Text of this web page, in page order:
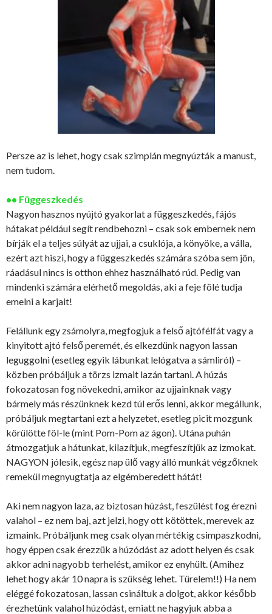
Persze az is lehet, hogy csak szimplán megnyúzták a manust,
nem tudom.
•• Függeszkedés
Nagyon hasznos nyújtó gyakorlat a függeszkedés, fájós
hátakat például segít rendbehozni – csak sok embernek nem
bírják el a teljes súlyát az ujjai, a csuklója, a könyöke, a válla,
ezért azt hiszi, hogy a függeszkedés számára szóba sem jön,
ráadásul nincs is otthon ehhez használható rúd. Pedig van
mindenki számára elérhető megoldás, aki a feje fölé tudja
emelni a karjait!
Felállunk egy zsámolyra, megfogjuk a felső ajtófélfát vagy a
kinyitott ajtó felső peremét, és elkezdünk nagyon lassan
leguggolni (esetleg egyik lábunkat lelógatva a sámliról) –
közben próbáljuk a törzs izmait lazán tartani. A húzás
fokozatosan fog növekedni, amikor az ujjainknak vagy
bármely más részünknek kezd túl erős lenni, akkor megállunk,
próbáljuk megtartani ezt a helyzetet, esetleg picit mozgunk
körülötte föl-le (mint Pom-Pom az ágon). Utána puhán
átmozgatjuk a hátunkat, kilazítjuk, megfeszítjük az izmokat.
NAGYON jólesik, egész nap ülő vagy álló munkát végzőknek
remekül megnyugtatja az elgémberedett hátát!
Aki nem nagyon laza, az biztosan húzást, feszülést fog érezni
valahol – ez nem baj, azt jelzi, hogy ott kötöttek, merevek az
izmaink. Próbáljunk meg csak olyan mértékig csimpaszkodni,
hogy éppen csak érezzük a húzódást az adott helyen és csak
akkor adni nagyobb terhelést, amikor ez enyhült. (Amihez
lehet hogy akár 10 napra is szükség lehet. Türelem!!) Ha nem
eléggé fokozatosan, lassan csináltuk a dolgot, akkor később
érezhetünk valahol húzódást, emiatt ne hagyjuk abba a